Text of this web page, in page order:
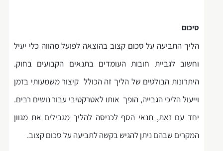
סיכום
הליך התביעה על סכום קצוב בהוצאה לפועל מהווה כלי יעיל
וחשוב לגביית חובות העומדים בתנאים הקבועים בחוק.
היתרונות הבולטים של הליך זה הכולל קיצור משמעותי בזמן
וייעול הליכי הגבייה, הופך אותו לאטרקטיבי עבור נושים רבים.
יחד עם זאת, תנאי הסף לכניסה להליך מגבילים את מגוון
המקרים שבהם ניתן להגיש בקשה לתביעה על סכום קצוב.